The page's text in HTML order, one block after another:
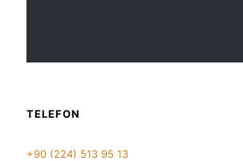
TELEFON
+90 (224) 513 95 13